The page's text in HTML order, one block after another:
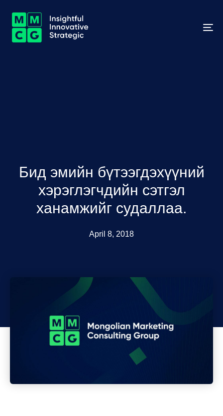
Бид эмийн бүтээгдэхүүний
хэрэглэгчдийн сэтгэл
ханамжийг судаллаа.
April 8, 2018